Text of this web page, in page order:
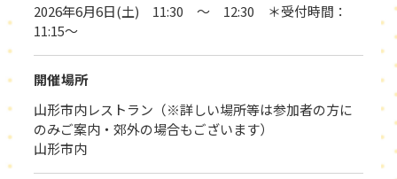
2026年6月6日(土) 11:30 ～ 12:30 ＊受付時間：
11:15～
開催場所
山形市内レストラン（※詳しい場所等は参加者の方に
のみご案内・郊外の場合もございます）
山形市内